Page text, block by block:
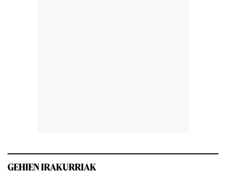
GEHIEN IRAKURRIAK